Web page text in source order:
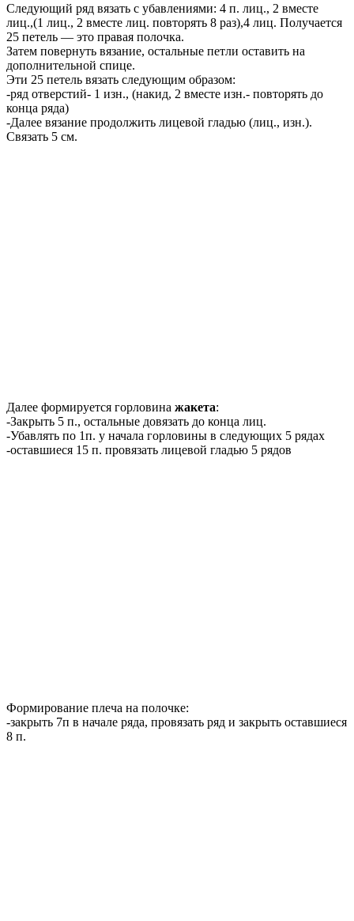
Следующий ряд вязать с убавлениями: 4 п. лиц., 2 вместе
лиц.,(1 лиц., 2 вместе лиц. повторять 8 раз),4 лиц. Получается
25 петель — это правая полочка.
Затем повернуть вязание, остальные петли оставить на
дополнительной спице.
Эти 25 петель вязать следующим образом:
-ряд отверстий- 1 изн., (накид, 2 вместе изн.- повторять до
конца ряда)
-Далее вязание продолжить лицевой гладью (лиц., изн.).
Связать 5 см.
Далее формируется горловина жакета:
-Закрыть 5 п., остальные довязать до конца лиц.
-Убавлять по 1п. у начала горловины в следующих 5 рядах
-оставшиеся 15 п. провязать лицевой гладью 5 рядов
Формирование плеча на полочке:
-закрыть 7п в начале ряда, провязать ряд и закрыть оставшиеся
8 п.